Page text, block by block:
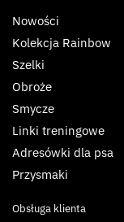
Nowości
Kolekcja Rainbow
Szelki
Obroże
Smycze
Linki treningowe
Adresówki dla psa
Przysmaki
Obsługa klienta